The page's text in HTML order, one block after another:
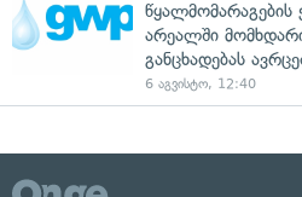
წყალმომარაგების
არეალში
განცხადებას
6 აგვისტო, 12:40